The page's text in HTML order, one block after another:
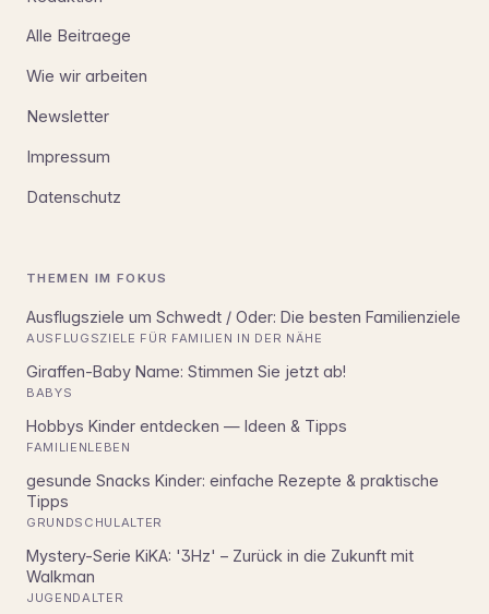
Alle Beitraege
Wie wir arbeiten
Newsletter
Impressum
Datenschutz
THEMEN IM FOKUS
Ausflugsziele um Schwedt / Oder: Die besten Familienziele
AUSFLUGSZIELE FÜR FAMILIEN IN DER NÄHE
Giraffen-Baby Name: Stimmen Sie jetzt ab!
BABYS
Hobbys Kinder entdecken — Ideen & Tipps
FAMILIENLEBEN
gesunde Snacks Kinder: einfache Rezepte & praktische
Tipps
GRUNDSCHULALTER
Mystery-Serie KiKA: '3Hz' – Zurück in die Zukunft mit
Walkman
JUGENDALTER